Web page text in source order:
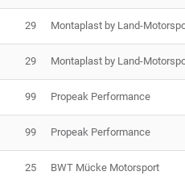
29 Montaplast by Land-
29 Montaplast by Land-
99 Propeak Performance
99 Propeak Performance
25 BWT Mücke Motorsport